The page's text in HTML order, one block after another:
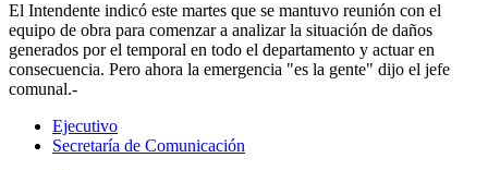
El Intendente indicó este martes que se mantuvo reunión con el
equipo de obra para comenzar a analizar la situación de daños
generados por el temporal en todo el departamento y actuar en
consecuencia. Pero ahora la emergencia "es la gente" dijo el jefe
comunal.-
Ejecutivo
Secretaría de Comunicación